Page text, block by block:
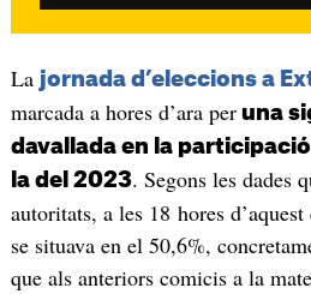
La jornada d’eleccions a
marcada a hores d’ara peruna
davallada en la
la del 2023. Segons les dades
autoritats, a les 18 hores
se situava en el 50,6%,
que als anteriors comicis a la